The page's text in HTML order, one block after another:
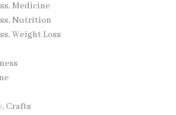
Medicine
Nutrition
Weight Loss
Crafts